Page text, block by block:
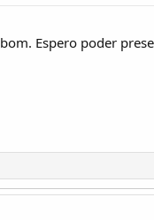
Espero poder